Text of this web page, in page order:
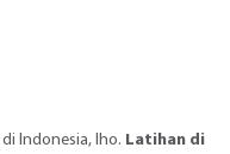
Indonesia, lho. Latihan di